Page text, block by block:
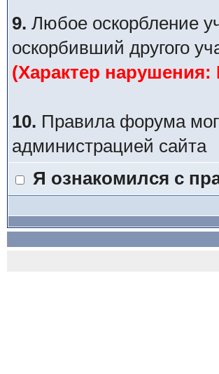
9. Любое оскорбление
оскорбивший другого
(Характер
10. Правила форума
администрацией сайта
Я ознакомился с